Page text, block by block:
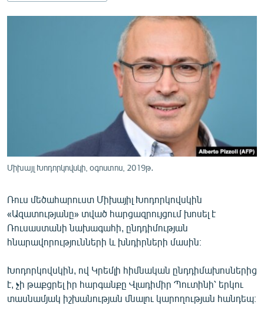
ՏՏ ԵՒ ԻՆՏԵՐՆԵՏ
ՏԵՍԱՆՅՈՒԹԵՐ
ԲԱՆԱՎԵՃ
ՁԳՏԵԼՈՎ ԼԱՎԱԳՈՒՅՆԻՆ
ՓՈԴՔԱՍԹ
Հայերեն
Միխայլ Խոդորկովսկի, օգոստոս, 2019թ․
Ռուս մեծահարուստ Միխայիլ Խոդորկովսկին
«Ազատությանը» տված հարցազրույցում խոսել է
Ռուսաստանի նախագահի, ընդդիմության
հնարավորությունների և խնդիրների մասին։
Խոդորկովսկին, ով Կրեմլի հիմնական ընդդիմախոսներից
է, չի թաքցրել իր հարգանքը Վլադիմիր Պուտինի՝ երկու
տասնամյակ իշխանության մնալու կարողության հանդեպ։